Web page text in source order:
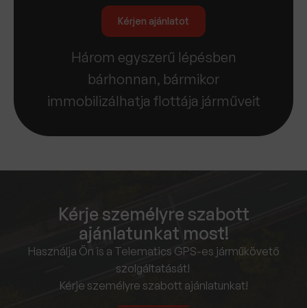
Kérjen ajánlatot
Három egyszerű lépésben
bárhonnan, bármikor
immobilizálhatja flottája járműveit
Kérje személyre szabott
ajánlatunkat most!
Használja Ön is a Telematics GPS-es járműkövető
szolgáltatását!
Kérje személyre szabott ajánlatunkat!